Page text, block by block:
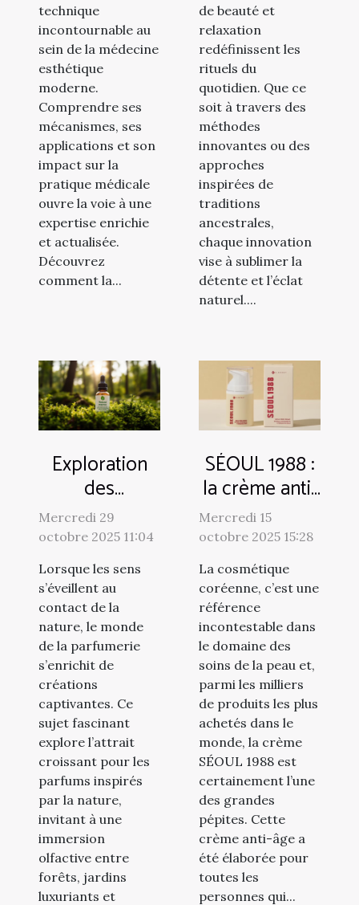
technique
incontournable au
sein de la médecine
esthétique
moderne.
Comprendre ses
mécanismes, ses
applications et son
impact sur la
pratique médicale
ouvre la voie à une
expertise enrichie
et actualisée.
Découvrez
comment la...
de beauté et
relaxation
redéfinissent les
rituels du
quotidien. Que ce
soit à travers des
méthodes
innovantes ou des
approches
inspirées de
traditions
ancestrales,
chaque innovation
vise à sublimer la
détente et l’éclat
naturel....
Exploration
des
tendances
des parfums
inspirés par la
nature
Mercredi 29
octobre 2025 11:04
Lorsque les sens
s’éveillent au
contact de la
nature, le monde
de la parfumerie
s’enrichit de
créations
captivantes. Ce
sujet fascinant
explore l’attrait
croissant pour les
parfums inspirés
par la nature,
invitant à une
immersion
olfactive entre
forêts, jardins
luxuriants et
SÉOUL 1988 :
la crème anti-
âge
surprenante
de la
cosmétique
coréenne !
Mercredi 15
octobre 2025 15:28
La cosmétique
coréenne, c’est une
référence
incontestable dans
le domaine des
soins de la peau et,
parmi les milliers
de produits les plus
achetés dans le
monde, la crème
SÉOUL 1988 est
certainement l’une
des grandes
pépites. Cette
crème anti-âge a
été élaborée pour
toutes les
personnes qui...